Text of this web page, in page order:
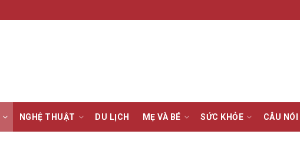
NGHỆ THUẬT DU LỊCH MẸ VÀ BÉ SỨC KHỎE CÂU NÓI